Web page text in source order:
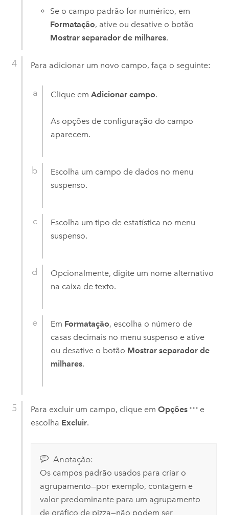
Se o campo padrão for numérico, em
Formatação, ative ou desative o botão
Mostrar separador de milhares.
Para adicionar um novo campo, faça o seguinte:
Clique emAdicionar campo.
As opções de configuração do campo
aparecem.
Escolha um campo de dados no menu
suspenso.
Escolha um tipo de estatística no menu
suspenso.
Opcionalmente, digite um nome alternativo
na caixa de texto.
Em Formatação, escolha o número de
casas decimais no menu suspenso e ative
ou desative o botão Mostrar separador de
milhares.
Para excluir um campo, clique em Opções
e
escolha Excluir.
Anotação:
Os campos padrão usados para criar o
agrupamento—por exemplo, contagem e
valor predominante para um agrupamento
de gráfico de pizza—não podem ser